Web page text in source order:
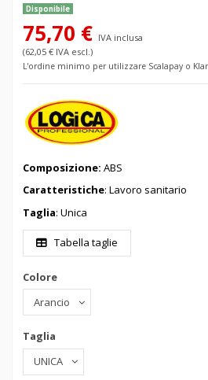
Disponibile
75,70 € IVA inclusa
(62,05 € IVA escl.)
L'ordine minimo per utilizzare Scalapay o
Composizione: ABS
Caratteristiche: Lavoro sanitario
Taglia: Unica
Tabella taglie
Colore
Taglia